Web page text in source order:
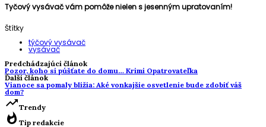
Tyčový vysávač vám pomôže nielen s jesenným upratovaním!
Štítky
týčový vysávač
vysávač
Predchádzajúci článok
Pozor, koho si púšťate do domu… Krimi Opatrovateľka
Ďalší článok
Vianoce sa pomaly blížia: Aké vonkajšie osvetlenie bude zdobiť váš
dom?
trending_upTrendy
whatshot Tip redakcie